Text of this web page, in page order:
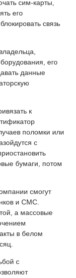
сим-карты,
его
связь
его
данные
к
поломки или
с
бумаги, потом
смогут
и СМС.
а массовые
в белом
с